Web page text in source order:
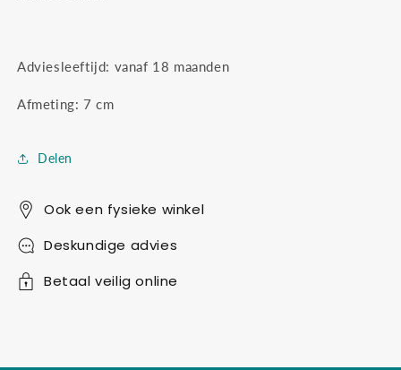
Adviesleeftijd: vanaf 18 maanden
Afmeting: 7 cm
Delen
Ook een fysieke winkel
Deskundige advies
Betaal veilig online